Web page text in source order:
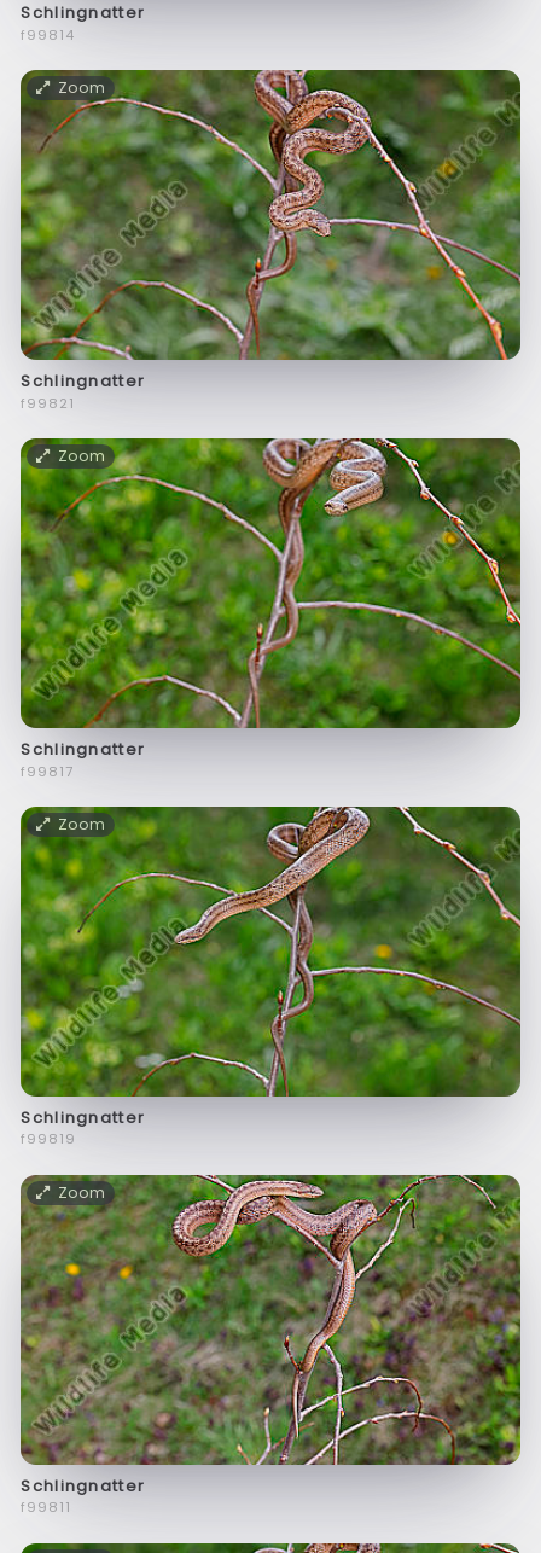
Schlingnatter
f99814
Zoom
Schlingnatter
f99821
Zoom
Schlingnatter
f99817
Zoom
Schlingnatter
f99819
Zoom
Schlingnatter
f99811